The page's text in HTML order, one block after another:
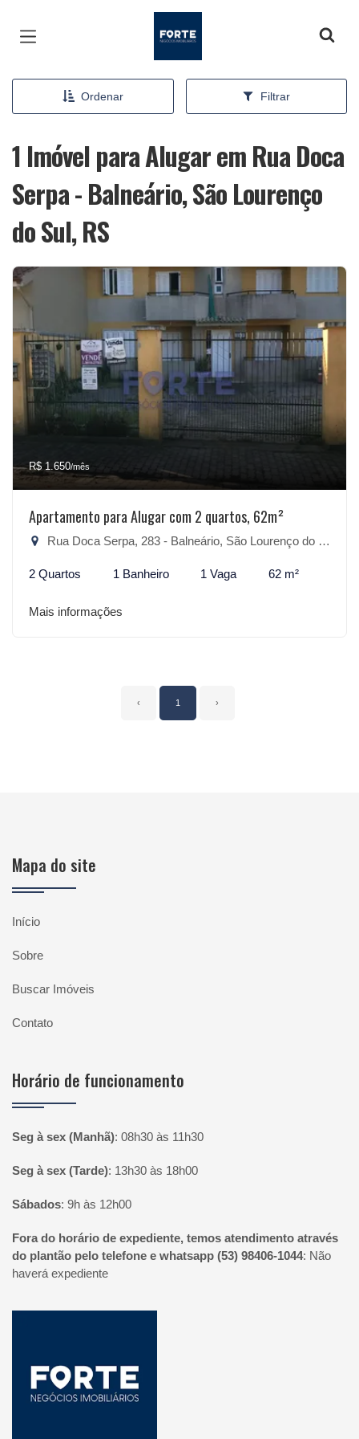
Ordenar Filtrar
1 Imóvel para Alugar em Rua Doca
Serpa - Balneário, São Lourenço
do Sul, RS
R$ 1.650/mês
Apartamento para Alugar com 2 quartos, 62m²
Rua Doca Serpa, 283 - Balneário, São Lourenço do Sul-RS
2 Quartos 1 Banheiro 1 Vaga 62 m²
Mais informações
‹ 1 ›
Mapa do site
Início
Sobre
Buscar Imóveis
Contato
Horário de funcionamento
Seg à sex (Manhã): 08h30 às 11h30
Seg à sex (Tarde): 13h30 às 18h00
Sábados: 9h às 12h00
Fora do horário de expediente, temos atendimento através
do plantão pelo telefone e whatsapp (53) 98406-1044: Não
haverá expediente